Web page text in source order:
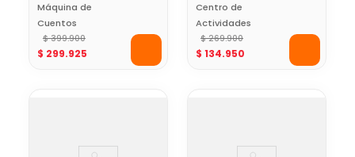
Máquina de
Cuentos
Interactiva Little
Tikes
$ 399.900
$ 299.925
Centro de
Actividades
Gimnasio con
Pelotas para Niños
$ 269.900
$ 134.950